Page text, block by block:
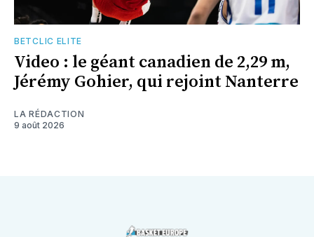
BETCLIC ELITE
Video : le géant canadien de 2,29 m,
Jérémy Gohier, qui rejoint Nanterre
LA RÉDACTION
9 août 2026